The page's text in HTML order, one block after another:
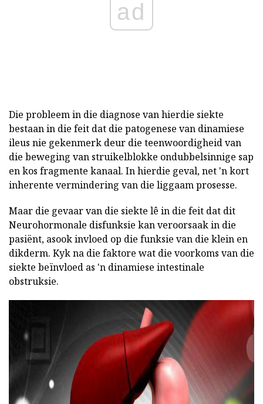
ad
Die probleem in die diagnose van hierdie siekte
bestaan in die feit dat die patogenese van dinamiese
ileus nie gekenmerk deur die teenwoordigheid van
die beweging van struikelblokke ondubbelsinnige sap
en kos fragmente kanaal. In hierdie geval, net 'n kort
inherente vermindering van die liggaam prosesse.
Maar die gevaar van die siekte lê in die feit dat dit
Neurohormonale disfunksie kan veroorsaak in die
pasiënt, asook invloed op die funksie van die klein en
dikderm. Kyk na die faktore wat die voorkoms van die
siekte beïnvloed as 'n dinamiese intestinale
obstruksie.